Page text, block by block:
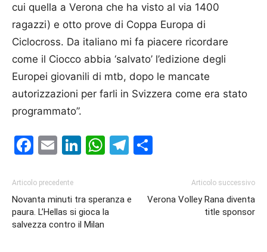
cui quella a Verona che ha visto al via 1400
ragazzi) e otto prove di Coppa Europa di
Ciclocross. Da italiano mi fa piacere ricordare
come il Ciocco abbia ‘salvato’ l’edizione degli
Europei giovanili di mtb, dopo le mancate
autorizzazioni per farli in Svizzera come era stato
programmato”.
Facebook
EmailLinkedIn
WhatsApp
Telegram
Articolo precedente
Novanta minuti tra speranza e
paura. L’Hellas si gioca la
salvezza contro il Milan
Articolo successivo
Verona Volley Rana diventa
title sponsor